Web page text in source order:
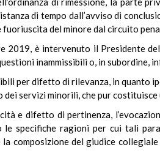
di tempo dall’avviso di
del minore dal circuito
2019, è intervenuto il Presidente
inammissibili o, in subordine,
per difetto di rilevanza, in quanto
servizi minorili, che pur
e difetto di pertinenza,
specifiche ragioni per cui tali
la composizione del giudice